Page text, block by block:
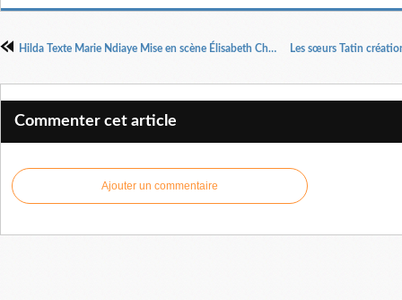
Hilda Texte Marie Ndiaye Mise en scène Élisabeth Chailloux
Commenter cet article
Ajouter un commentaire